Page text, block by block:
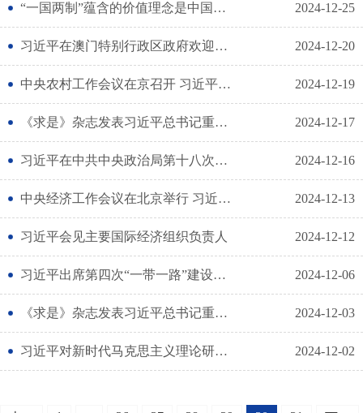
“一国两制”蕴含的价值理念是中国的，也是世界的 ——习近平主席重要讲话为画出海内外支持“一国两制”事业最大同心圆凝聚更多力量 2024-12-25
习近平在澳门特别行政区政府欢迎晚宴上的致辞 2024-12-20
中央农村工作会议在京召开 习近平对做好“三农”工作作出重要指示 2024-12-19
《求是》杂志发表习近平总书记重要文章《深入推进党的自我革命》 2024-12-17
习近平在中共中央政治局第十八次集体学习时强调 深入做好边疆治理各项工作 推动边疆地区高质量发展 2024-12-16
中央经济工作会议在北京举行 习近平发表重要讲话 2024-12-13
习近平会见主要国际经济组织负责人 2024-12-12
习近平出席第四次“一带一路”建设工作座谈会并发表重要讲话 2024-12-06
《求是》杂志发表习近平总书记重要文章《必须坚持守正创新》 2024-12-03
习近平对新时代马克思主义理论研究和建设工程作出重要指示 2024-12-02